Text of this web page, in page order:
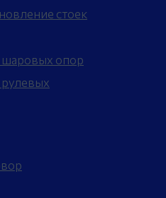
стоек
шаровых опор